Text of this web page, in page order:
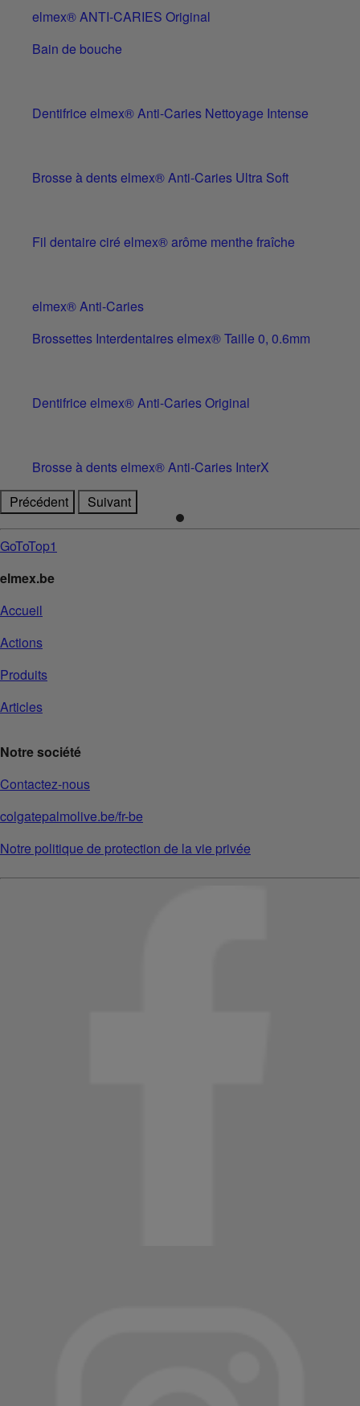
elmex® ANTI-CARIES Original
Bain de bouche
Dentifrice elmex® Anti-Caries Nettoyage Intense
Brosse à dents elmex® Anti-Caries Ultra Soft
Fil dentaire ciré elmex® arôme menthe fraîche
elmex® Anti-Caries
Brossettes Interdentaires elmex® Taille 0, 0.6mm
Dentifrice elmex® Anti-Caries Original
Brosse à dents elmex® Anti-Caries InterX
Précédent
Suivant
GoToTop1
elmex.be
Accueil
Actions
Produits
Articles
Notre société
Contactez-nous
colgatepalmolive.be/fr-be
Notre politique de protection de la vie privée